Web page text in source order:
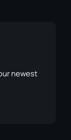
newest